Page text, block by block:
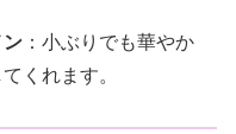
ン ：小ぶりでも華やか
くれます。